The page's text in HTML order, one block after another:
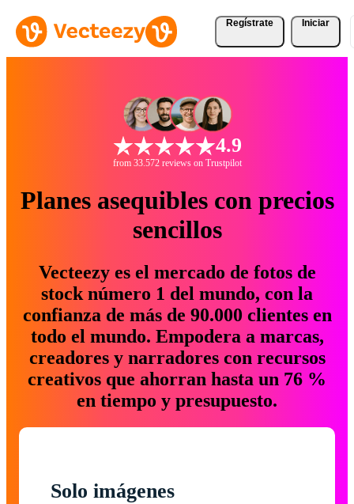
Regístrate Iniciar
4.9
from 33.572 reviews on Trustpilot
Planes asequibles con precios
sencillos
Vecteezy es el mercado de fotos de
stock número 1 del mundo, con la
confianza de más de 90.000 clientes en
todo el mundo. Empodera a marcas,
creadores y narradores con recursos
creativos que ahorran hasta un 76 %
en tiempo y presupuesto.
Solo imágenes